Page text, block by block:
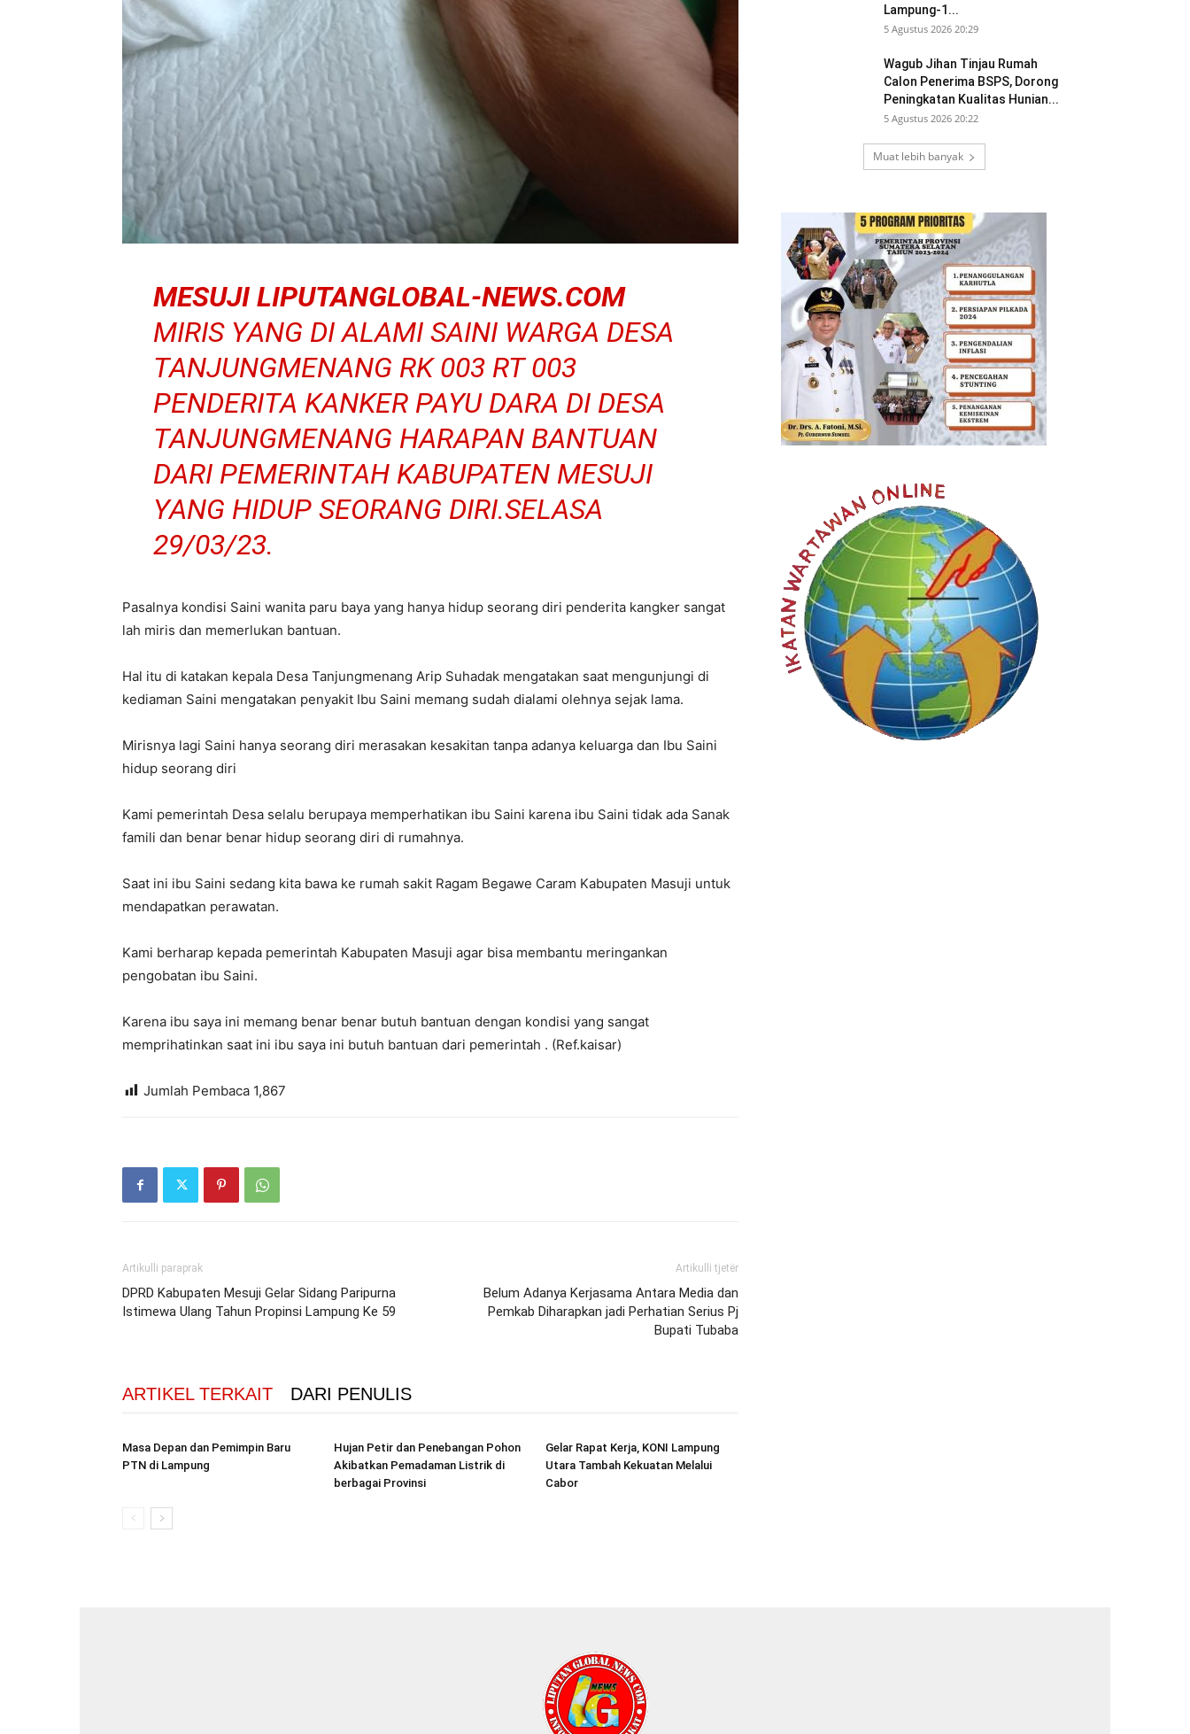
MESUJI LIPUTANGLOBAL-NEWS.COM
MIRIS YANG DI ALAMI SAINI WARGA DESA
TANJUNGMENANG RK 003 RT 003
PENDERITA KANKER PAYU DARA DI DESA
TANJUNGMENANG HARAPAN BANTUAN
DARI PEMERINTAH KABUPATEN MESUJI
YANG HIDUP SEORANG DIRI.SELASA
29/03/23.
Pasalnya kondisi Saini wanita paru baya yang hanya hidup seorang diri penderita kangker sangat
lah miris dan memerlukan bantuan.
Hal itu di katakan kepala Desa Tanjungmenang Arip Suhadak mengatakan saat mengunjungi di
kediaman Saini mengatakan penyakit Ibu Saini memang sudah dialami olehnya sejak lama.
Mirisnya lagi Saini hanya seorang diri merasakan kesakitan tanpa adanya keluarga dan Ibu Saini
hidup seorang diri
Kami pemerintah Desa selalu berupaya memperhatikan ibu Saini karena ibu Saini tidak ada Sanak
famili dan benar benar hidup seorang diri di rumahnya.
Saat ini ibu Saini sedang kita bawa ke rumah sakit Ragam Begawe Caram Kabupaten Masuji untuk
mendapatkan perawatan.
Kami berharap kepada pemerintah Kabupaten Masuji agar bisa membantu meringankan
pengobatan ibu Saini.
Karena ibu saya ini memang benar benar butuh bantuan dengan kondisi yang sangat
memprihatinkan saat ini ibu saya ini butuh bantuan dari pemerintah . (Ref.kaisar)
Jumlah Pembaca 1,867
Artikulli paraprak
DPRD Kabupaten Mesuji Gelar Sidang Paripurna
Istimewa Ulang Tahun Propinsi Lampung Ke 59
Artikulli tjetër
Belum Adanya Kerjasama Antara Media dan
Pemkab Diharapkan jadi Perhatian Serius Pj
Bupati Tubaba
ARTIKEL TERKAIT DARI PENULIS
Masa Depan dan Pemimpin Baru
PTN di Lampung
Hujan Petir dan Penebangan Pohon
Akibatkan Pemadaman Listrik di
berbagai Provinsi
Gelar Rapat Kerja, KONI Lampung
Utara Tambah Kekuatan Melalui
Cabor
Lampung-1...
5 Agustus 2026 20:29
Wagub Jihan Tinjau Rumah
Calon Penerima BSPS, Dorong
Peningkatan Kualitas Hunian...
5 Agustus 2026 20:22
Muat lebih banyak